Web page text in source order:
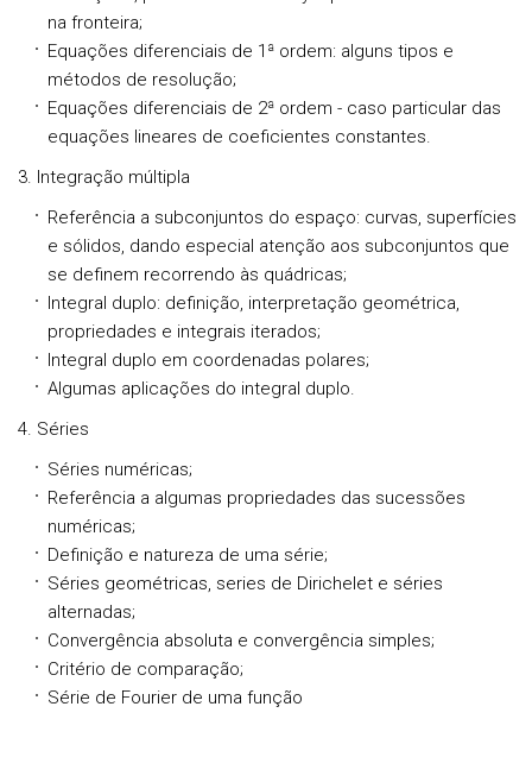
na fronteira;
Equações diferenciais de 1ª ordem: alguns tipos e
métodos de resolução;
Equações diferenciais de 2ª ordem - caso particular das
equações lineares de coeficientes constantes.
3. Integração múltipla
Referência a subconjuntos do espaço: curvas, superfícies
e sólidos, dando especial atenção aos subconjuntos que
se definem recorrendo às quádricas;
Integral duplo: definição, interpretação geométrica,
propriedades e integrais iterados;
Integral duplo em coordenadas polares;
Algumas aplicações do integral duplo.
4. Séries
Séries numéricas;
Referência a algumas propriedades das sucessões
numéricas;
Definição e natureza de uma série;
Séries geométricas, series de Dirichelet e séries
alternadas;
Convergência absoluta e convergência simples;
Critério de comparação;
Série de Fourier de uma função